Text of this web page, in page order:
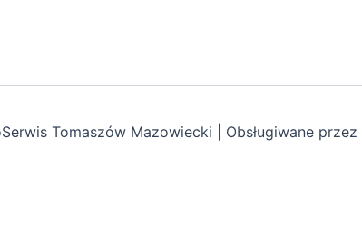
Tomaszów Mazowiecki | Obsługiwane przez